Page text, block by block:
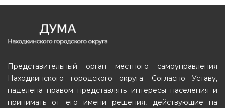
Представительный орган местного самоуправления
Находкинского городского округа. Согласно Уставу,
наделена правом представлять интересы населения и
принимать от его имени решения, действующие на